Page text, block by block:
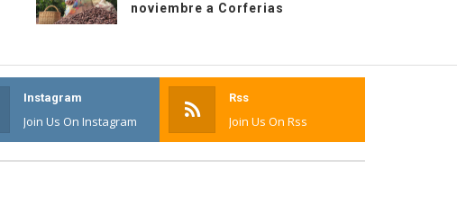
noviembre a Corferias
Instagram
Join Us On Instagram
Rss
Join Us On Rss